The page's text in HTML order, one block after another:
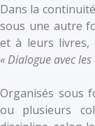
Dans la
sous une autre
et à leurs livres,
« Dialogue avec
Organisés sous
ou plusieurs